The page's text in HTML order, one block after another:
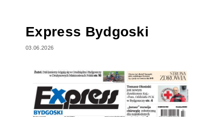
Express Bydgoski
03.06.2026